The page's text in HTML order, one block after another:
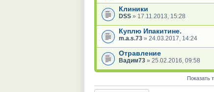
Клиники
DSS » 17.11.2013, 15:28
Куплю Ипакитине.
m.a.s.73 » 24.03.2017, 14:24
Отравление
Вадим73 » 25.02.2016, 09:58
Показать